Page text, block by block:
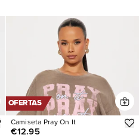
OFERTAS
Camiseta Pray On It
€12.95